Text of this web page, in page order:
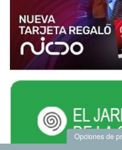
Opciones de